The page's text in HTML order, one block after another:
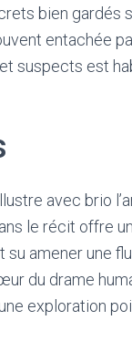
bien gardés
entachée
suspects est
avec brio
le récit offre
amener une
du drame
exploration